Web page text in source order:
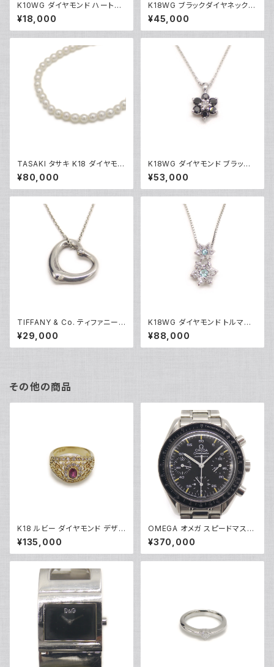
K10WG ダイヤモンド ハートペ
ンダント ネックレス 10金 ホワ
イトゴールド アズキチェーン Y0
4907
¥18,000
K18WG ブラックダイヤネックレ
ス 18金 ホワイトゴールド Y051
01
¥45,000
TASAKI タサキ K18 ダイヤモン
ド パールネックレス 18金 Y05
014
¥80,000
K18WG ダイヤモンド ブラック
ダイヤ フラワーデザイン ペンダ
ント ネックレス 18金 ホワイトゴ
ールド アズキチェーン Y05103
¥53,000
TIFFANY & Co. ティファニー
エレサペレッティ オープンハー
ト 1Pダイヤ ペンダント ネックレ
ス シルバー925 アズキチェーン
¥29,000
K18WG ダイヤモンド トルマリ
ン フラワーデザイン ペンダント
ネックレス 18金 ホワイトゴール
ド ベネチアンチェーン Y05100
¥88,000
その他の商品
K18 ルビー ダイヤモンド デザイ
ンリング 18金 指輪 10号 Y052
45
¥135,000
OMEGA オメガ スピードマスタ
ー オートマチック 3510.50 自
動巻き クロノグラフ Y05155
¥370,000